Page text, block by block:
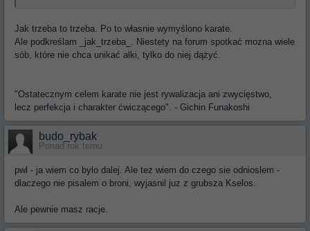
Jak trzeba to trzeba. Po to własnie wymyślono karate.
Ale podkreślam _jak_trzeba_. Niestety na forum spotkać mozna wiele
sób, które nie chca unikać alki, tylko do niej dążyć.
"Ostatecznym celem karate nie jest rywalizacja ani zwycięstwo,
lecz perfekcja i charakter ćwiczącego". - Gichin Funakoshi
budo_rybak
Ponad rok temu
pwl - ja wiem co bylo dalej. Ale tez wiem do czego sie odnioslem -
dlaczego nie pisalem o broni, wyjasnil juz z grubsza Kselos.
Ale pewnie masz racje.